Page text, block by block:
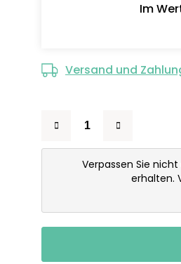
Im
Versand und
Verpassen Sie
erhalten.